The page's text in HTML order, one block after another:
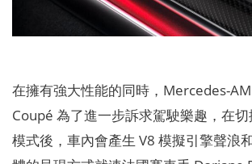
在擁有強大性能的同時，Mercedes-
Coupé 為了進一步訴求駕駛樂趣，在
模式後，車內會產生 V8 模擬引擎聲浪